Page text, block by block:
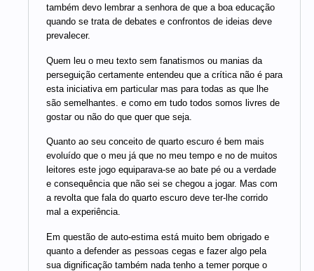
também devo lembrar a senhora de que a boa educação
quando se trata de debates e confrontos de ideias deve
prevalecer.
Quem leu o meu texto sem fanatismos ou manias da
perseguição certamente entendeu que a crítica não é para
esta iniciativa em particular mas para todas as que lhe
são semelhantes. e como em tudo todos somos livres de
gostar ou não do que quer que seja.
Quanto ao seu conceito de quarto escuro é bem mais
evoluído que o meu já que no meu tempo e no de muitos
leitores este jogo equiparava-se ao bate pé ou a verdade
e consequência que não sei se chegou a jogar. Mas com
a revolta que fala do quarto escuro deve ter-lhe corrido
mal a experiência.
Em questão de auto-estima está muito bem obrigado e
quanto a defender as pessoas cegas e fazer algo pela
sua dignificação também nada tenho a temer porque o